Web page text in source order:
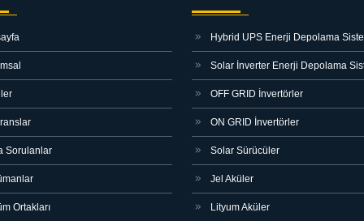
Sorulanlar
Ortakları
Hybrid UPS Enerji Depolama
Solar İnverter Enerji Depolama
OFF GRID İnvertörler
ON GRID İnvertörler
Solar Sürücüler
Jel Aküler
Lityum Aküler